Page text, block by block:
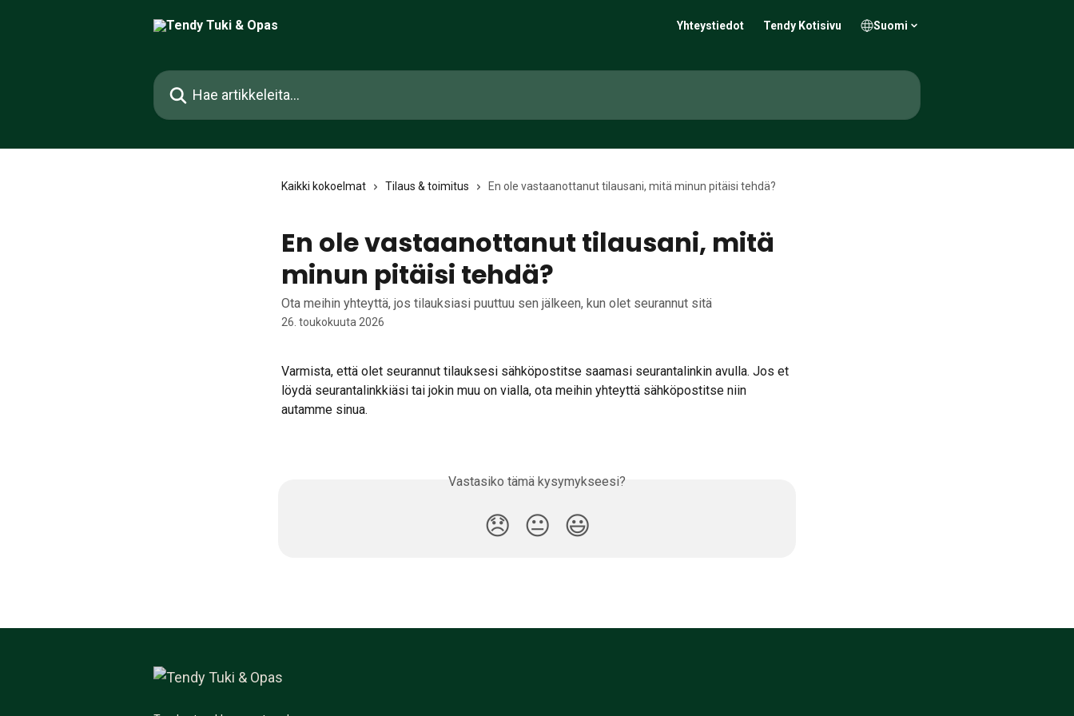
Yhteystiedot Tendy Kotisivu Suomi
Hae artikkeleita...
Kaikki kokoelmat Tilaus & toimitus En ole vastaanottanut tilausani, mitä minun pitäisi tehdä?
En ole vastaanottanut tilausani, mitä
minun pitäisi tehdä?
Ota meihin yhteyttä, jos tilauksiasi puuttuu sen jälkeen, kun olet seurannut sitä
26. toukokuuta 2026
Varmista, että olet seurannut tilauksesi sähköpostitse saamasi seurantalinkin avulla. Jos et
löydä seurantalinkkiäsi tai jokin muu on vialla, ota meihin yhteyttä sähköpostitse niin
autamme sinua.
Vastasiko tämä kysymykseesi?
😞 😐 😃